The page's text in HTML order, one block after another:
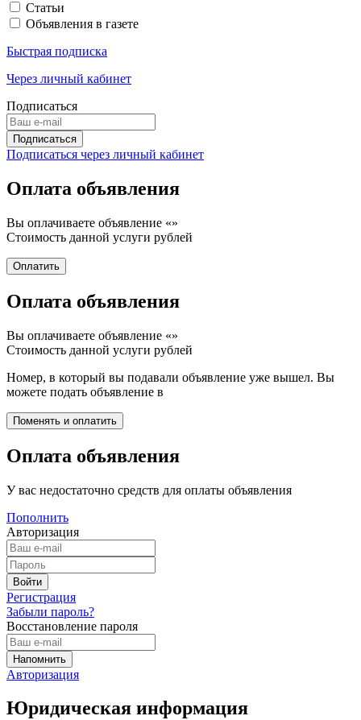
Статьи
Объявления в газете
Быстрая подписка
Через личный кабинет
Подписаться
Подписаться через личный кабинет
Оплата объявления
Вы оплачиваете объявление «»
Стоимость данной услуги рублей
Оплата объявления
Вы оплачиваете объявление «»
Стоимость данной услуги рублей
Номер, в который вы подавали объявление уже вышел. Вы
можете подать объявление в
Оплата объявления
У вас недостаточно средств для оплаты объявления
Пополнить
Авторизация
Регистрация
Забыли пароль?
Восстановление пароля
Авторизация
Юридическая информация